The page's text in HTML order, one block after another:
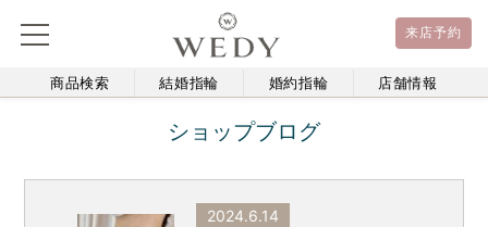
来店予約
商品検索 結婚指輪 婚約指輪 店舗情報
ショップブログ
2024.6.14